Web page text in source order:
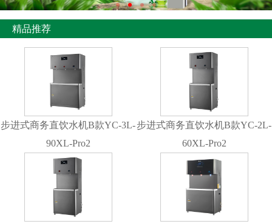
精品推荐
步进式商务直饮水机B款YC-3L-
90XL-Pro2
步进式商务直饮水机B款YC-2L-
60XL-Pro2